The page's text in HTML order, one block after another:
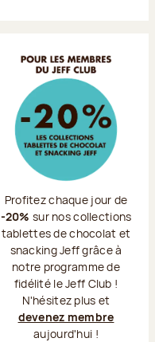
Profitez chaque jour de
-20% sur nos collections
tablettes de chocolat et
snacking Jeff grâce à
notre programme de
fidélité le Jeff Club !
N'hésitez plus et
devenez membre
aujourd'hui !